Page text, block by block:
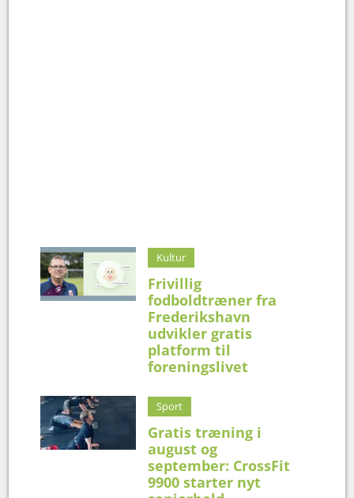
Kultur
Frivillig
fodboldtræner fra
Frederikshavn
udvikler gratis
platform til
foreningslivet
Sport
Gratis træning i
august og
september: CrossFit
9900 starter nyt